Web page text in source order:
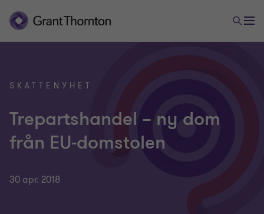
SKATTENYHET
Trepartshandel – ny dom
från EU-domstolen
30 apr. 2018